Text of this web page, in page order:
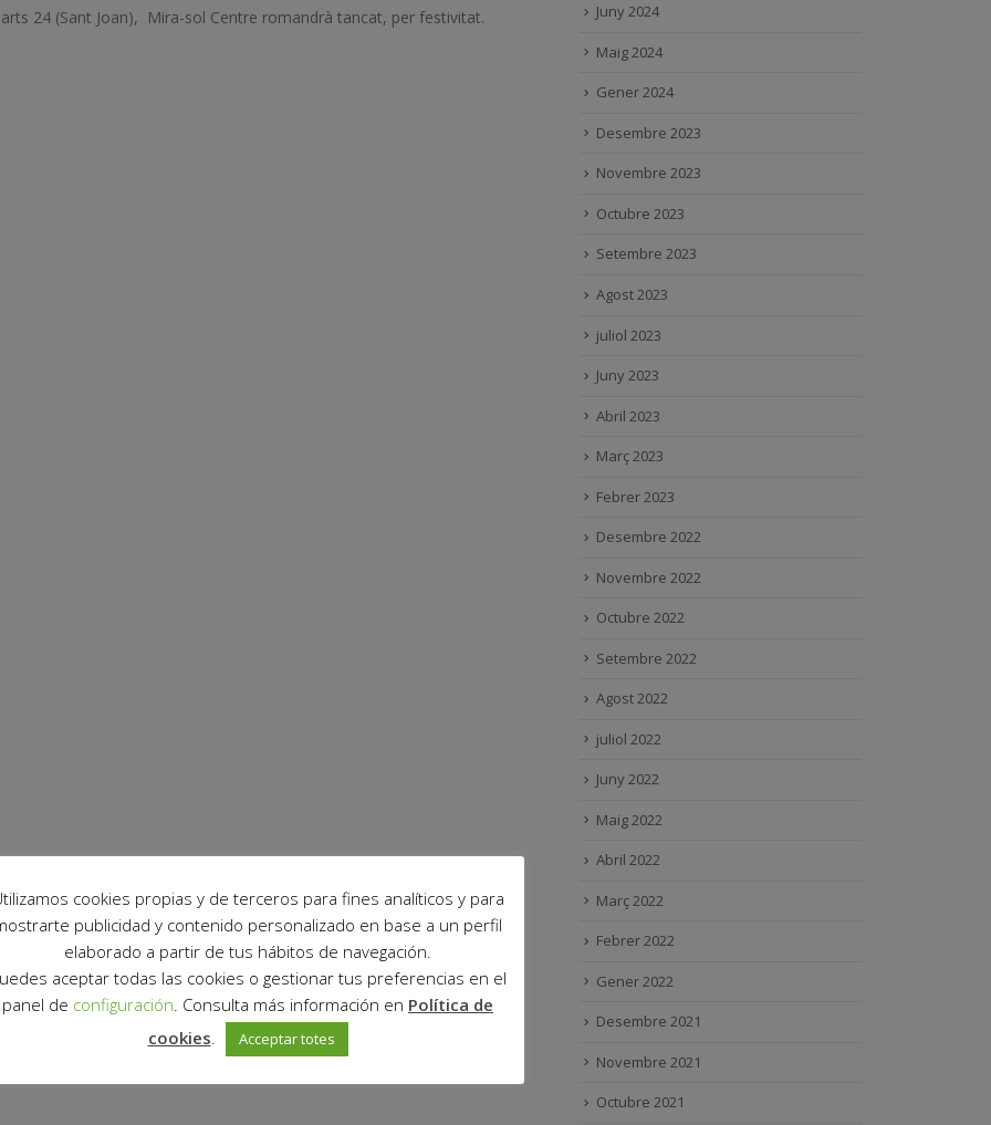
24 (Sant Joan), Mira-sol Centre romandrà tancat, per festivitat. Juny 2024
Maig 2024
Gener 2024
Desembre 2023
Novembre 2023
Octubre 2023
Setembre 2023
Agost 2023
juliol 2023
Juny 2023
Abril 2023
Març 2023
Febrer 2023
Desembre 2022
Novembre 2022
Octubre 2022
Setembre 2022
Agost 2022
juliol 2022
Juny 2022
Maig 2022
Abril 2022
Març 2022
Febrer 2022
Gener 2022
Desembre 2021
Novembre 2021
Octubre 2021
cookies propias y de terceros para fines analíticos y para
publicidad y contenido personalizado en base a un perfil
elaborado a partir de tus hábitos de navegación.
aceptar todas las cookies o gestionar tus preferencias en el
panel de configuración . Consulta más información en Política de
cookies
Acceptar totes